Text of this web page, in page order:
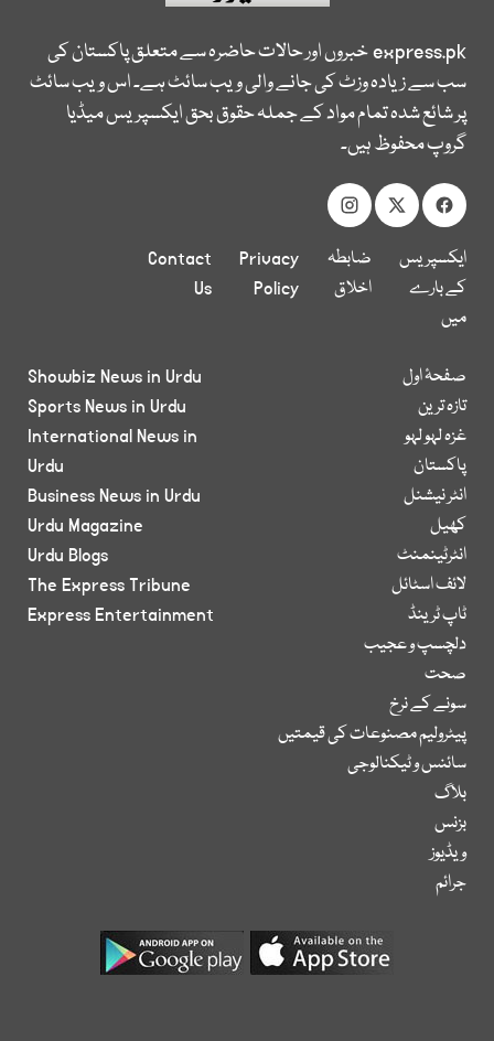
express.pkخبروں اور حالات حاضرہ سے متعلق پاکستان کی
سب سے زیادہ وزٹ کی جانے والی ویب سائٹ ہے۔ اس ویب سائٹ
پر شائع شدہ تمام مواد کے جملہ حقوق بحق ایکسپریس میڈیا
گروپ محفوظ ہیں۔
ایکسپریس
کے بارے
میں
ضابطہ
اخلاق
Privacy
Policy
Contact
Us
صفحۂ اول
تازہ ترین
غزہ لہو لہو
پاکستان
انٹر نیشنل
کھیل
انٹرٹینمنٹ
لائف اسٹائل
ٹاپ ٹرینڈ
دلچسپ و عجیب
صحت
سونے کے نرخ
پیٹرولیم مصنوعات کی قیمتیں
سائنس و ٹیکنالوجی
بلاگ
بزنس
ویڈیوز
جرائم
Showbiz News in Urdu
Sports News in Urdu
International News in
Urdu
Business News in Urdu
Urdu Magazine
Urdu Blogs
The Express Tribune
Express Entertainment